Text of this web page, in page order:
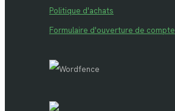
Politique d'achats
Formulaire d'ouverture de compte